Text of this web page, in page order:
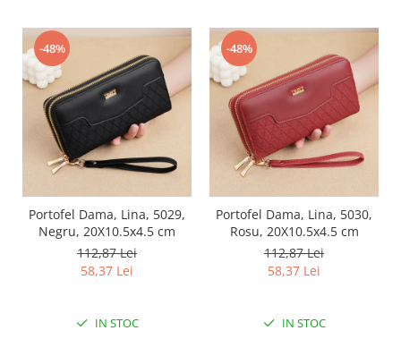
-48%
Portofel Dama, Lina, 5029,
Negru, 20X10.5x4.5 cm
112,87 Lei
58,37 Lei
IN STOC
-48%
Portofel Dama, Lina, 5030,
Rosu, 20X10.5x4.5 cm
112,87 Lei
58,37 Lei
IN STOC